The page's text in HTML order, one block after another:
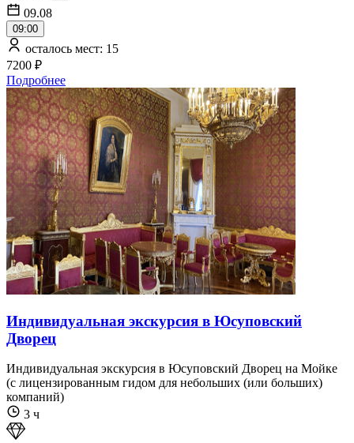
09.08
09:00
осталось мест: 15
7200 ₽
Подробнее
Индивидуальная экскурсия в Юсуповский
Дворец
Индивидуальная экскурсия в Юсуповский Дворец на Мойке
(с лицензированным гидом для небольших (или больших)
компаний)
3 ч